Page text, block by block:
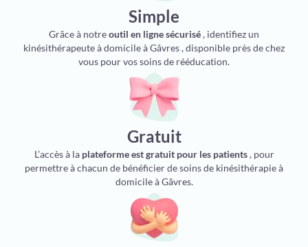
Simple
Grâce à notreoutil en ligne sécurisé, identifiez un
kinésithérapeute à domicile à Gâvres , disponible près de chez
vous pour vos soins de rééducation.
Gratuit
L’accès à la plateforme est gratuit pour les patients, pour
permettre à chacun de bénéficier de soins de kinésithérapie à
domicile à Gâvres.